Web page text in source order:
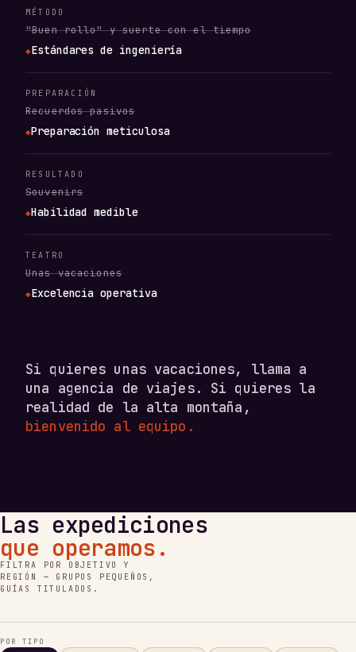
MÉTODO
"Buen rollo" y suerte con el tiempo
◆Estándares de ingeniería
PREPARACIÓN
Recuerdos pasivos
◆Preparación meticulosa
RESULTADO
Souvenirs
◆Habilidad medible
TEATRO
Unas vacaciones
◆Excelencia operativa
Si quieres unas vacaciones, llama a
una agencia de viajes. Si quieres la
realidad de la alta montaña,
bienvenido al equipo.
Las expediciones
que operamos.
FILTRA POR OBJETIVO Y
REGIÓN — GRUPOS PEQUEÑOS,
GUÍAS TITULADOS.
POR TIPO